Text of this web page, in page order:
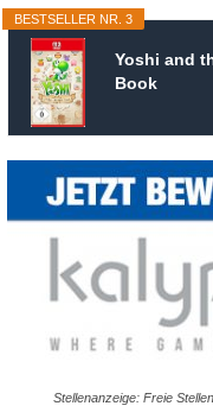
BESTSELLER NR. 3
Yoshi and
Book
Stellenanzeige: Freie